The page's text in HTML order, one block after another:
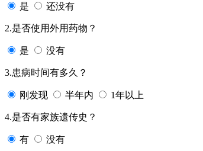
是 还没有
2.是否使用外用药物？
是 没有
3.患病时间有多久？
刚发现 半年内 1年以上
4.是否有家族遗传史？
有 没有